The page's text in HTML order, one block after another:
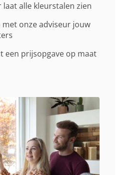
laat alle kleurstalen zien
met onze adviseur jouw
een prijsopgave op maat